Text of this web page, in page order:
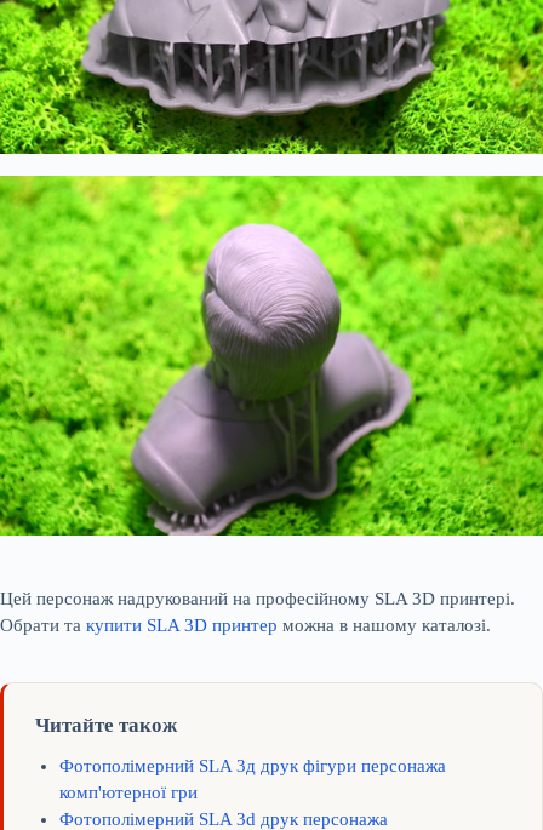
Цей персонаж надрукований на професійному SLA 3D принтері.
Обрати та купити SLA 3D принтер можна в нашому каталозі.
Читайте також
Фотополімерний SLA 3д друк фігури персонажа
комп'ютерної гри
Фотополімерний SLA 3d друк персонажа